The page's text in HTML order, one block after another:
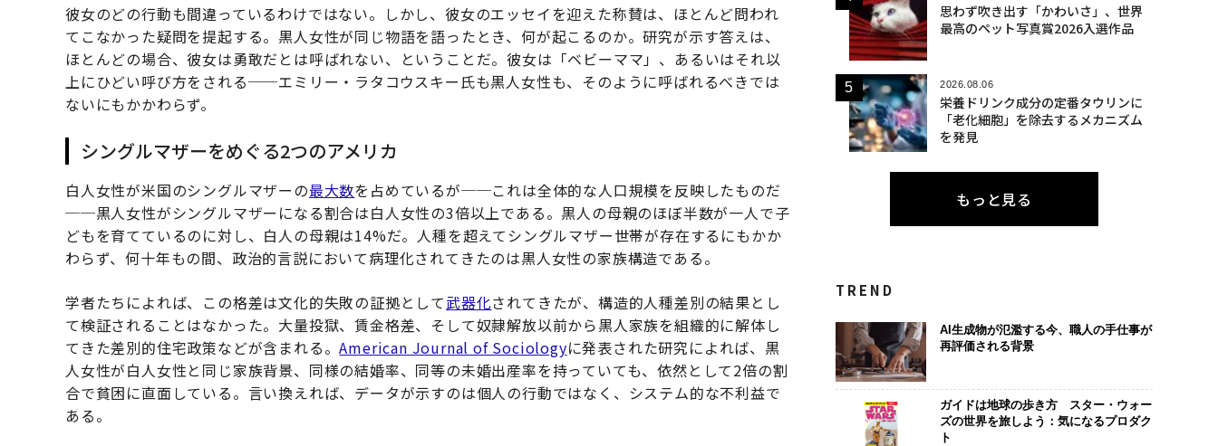
彼女のどの行動も間違っているわけではない。しかし、彼女のエッセイを迎えた称賛は、ほとんど問われ
てこなかった疑問を提起する。黒人女性が同じ物語を語ったとき、何が起こるのか。研究が示す答えは、
ほとんどの場合、彼女は勇敢だとは呼ばれない、ということだ。彼女は「ベビーママ」、あるいはそれ以
上にひどい呼び方をされる──エミリー・ラタコウスキー氏も黒人女性も、そのように呼ばれるべきでは
ないにもかかわらず。
シングルマザーをめぐる2つのアメリカ
白人女性が米国のシングルマザーの最大数を占めているが──これは全体的な人口規模を反映したものだ
──黒人女性がシングルマザーになる割合は白人女性の3倍以上である。黒人の母親のほぼ半数が一人で子
どもを育てているのに対し、白人の母親は14%だ。人種を超えてシングルマザー世帯が存在するにもかか
わらず、何十年もの間、政治的言説において病理化されてきたのは黒人女性の家族構造である。
学者たちによれば、この格差は文化的失敗の証拠として武器化されてきたが、構造的人種差別の結果とし
て検証されることはなかった。大量投獄、賃金格差、そして奴隷解放以前から黒人家族を組織的に解体し
てきた差別的住宅政策などが含まれる。American Journal of Sociologyに発表された研究によれば、黒
人女性が白人女性と同じ家族背景、同様の結婚率、同等の未婚出産率を持っていても、依然として2倍の割
合で貧困に直面している。言い換えれば、データが示すのは個人の行動ではなく、システム的な不利益で
ある。
思わず吹き出す「かわいさ」、世界
最高のペット写真賞2026入選作品
2026.08.06
栄養ドリンク成分の定番タウリンに
「老化細胞」を除去するメカニズム
を発見
もっと見る
TREND
AI生成物が氾濫する今、職人の手仕事が
再評価される背景
ガイドは地球の歩き方 スター・ウォー
ズの世界を旅しよう：気になるプロダク
ト